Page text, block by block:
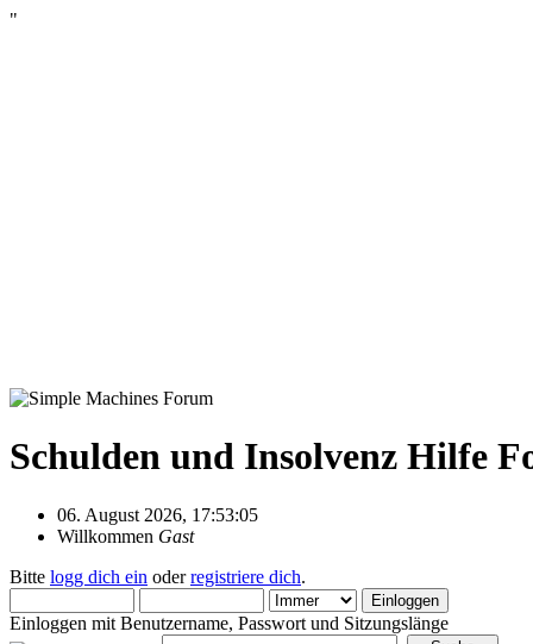
"
Schulden und Insolvenz Hilfe
06. August 2026, 17:53:05
Willkommen Gast
Bitte logg dich ein oderregistriere dich.
Einloggen mit Benutzername, Passwort und Sitzungslänge